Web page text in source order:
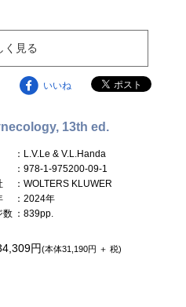
く見る
いいね
13th ed.
：L.V.Le & V.L.Handa
：978-1-975200-09-1
：WOLTERS KLUWER
：2024年
数 ：839pp.
円(本体31,190円 ＋ 税)